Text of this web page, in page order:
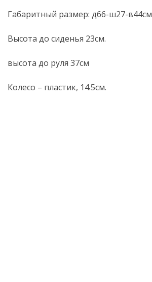
Габаритный размер: д66-ш27-в44см
Высота до сиденья 23см.
высота до руля 37см
Колесо – пластик, 14.5см.